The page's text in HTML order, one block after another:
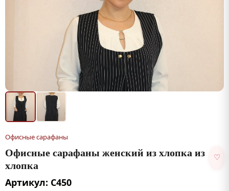
Офисные сарафаны
Офисные сарафаны женский из хлопка из
хлопка
♡
Артикул: С450